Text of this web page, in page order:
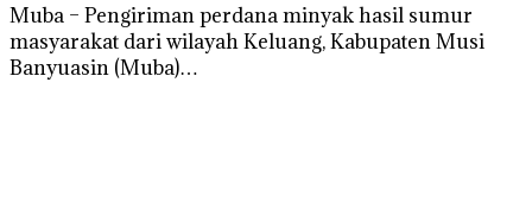
Muba – Pengiriman perdana minyak hasil sumur
masyarakat dari wilayah Keluang, Kabupaten Musi
Banyuasin (Muba)…